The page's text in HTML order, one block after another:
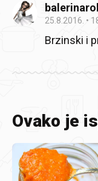
25.8.2016.
Brzinski i
Ovako je